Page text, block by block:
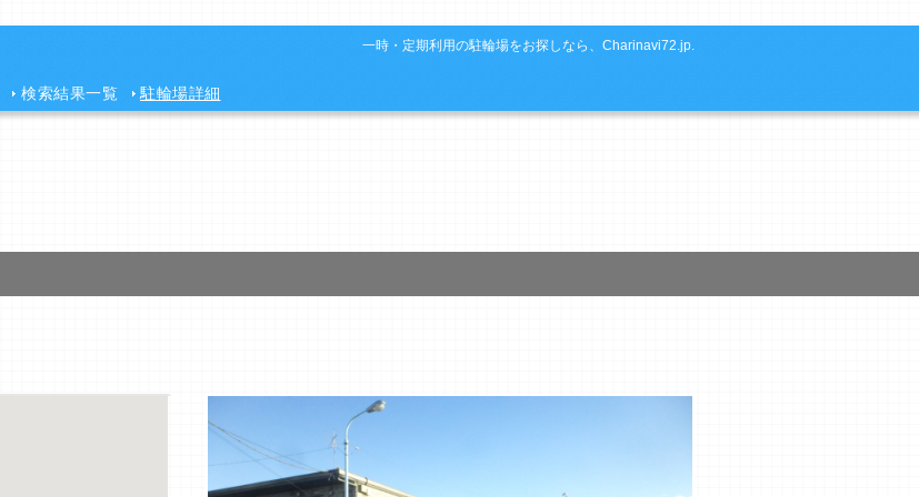
一時・定期利用の駐輪場をお探しなら、Charinavi72.jp.
検索結果一覧 駐輪場詳細